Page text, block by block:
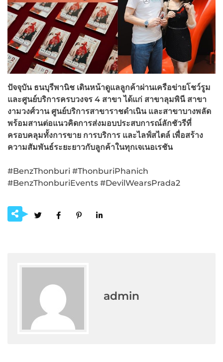
ปัจจุบัน ธนบุรีพานิช เดินหน้าดูแลลูกค้าผ่านเครือข่ายโชว์รูม
และศูนย์บริการครบวงจร 4 สาขา ได้แก่ สาขาลุมพินี สาขา
งามวงศ์วาน ศูนย์บริการสาขาราชดำเนิน และสาขาบางพลัด
พร้อมสานต่อแนวคิดการส่งมอบประสบการณ์ลักชัวรีที่
ครอบคลุมทั้งการขาย การบริการ และไลฟ์สไตล์ เพื่อสร้าง
ความสัมพันธ์ระยะยาวกับลูกค้าในทุกเจเนอเรชัน
#BenzThonburi #ThonburiPhanich
#BenzThonburiEvents #DevilWearsPrada2
admin